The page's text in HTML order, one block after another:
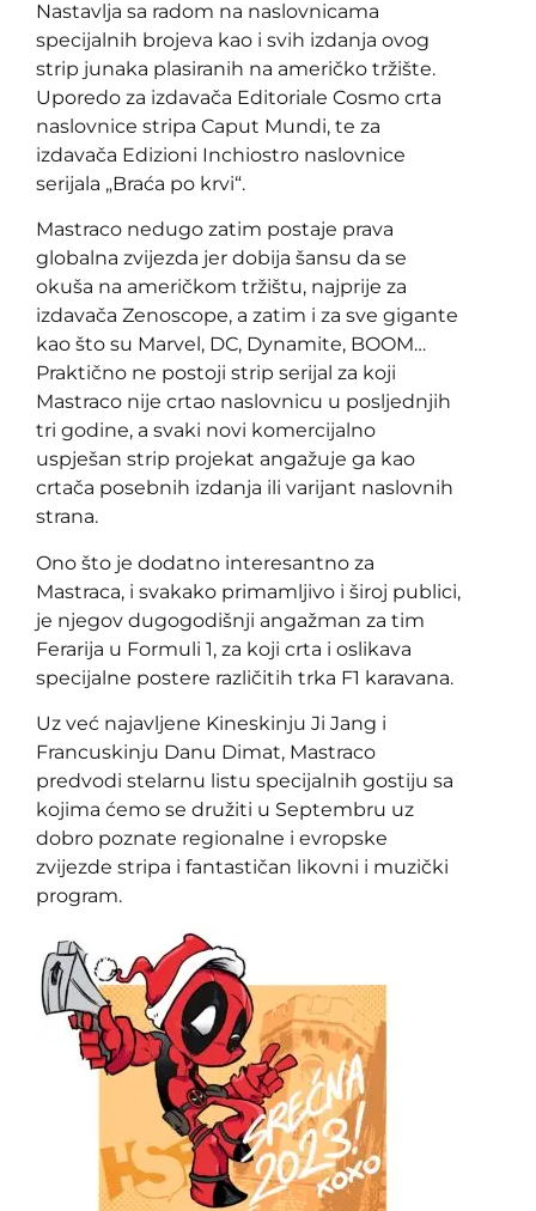
Nastavlja sa radom na naslovnicama
specijalnih brojeva kao i svih izdanja ovog
strip junaka plasiranih na američko tržište.
Uporedo za izdavača Editoriale Cosmo crta
naslovnice stripa Caput Mundi, te za
izdavača Edizioni Inchiostro naslovnice
serijala „Braća po krvi“.
Mastraco nedugo zatim postaje prava
globalna zvijezda jer dobija šansu da se
okuša na američkom tržištu, najprije za
izdavača Zenoscope, a zatim i za sve gigante
kao što su Marvel, DC, Dynamite, BOOM…
Praktično ne postoji strip serijal za koji
Mastraco nije crtao naslovnicu u posljednjih
tri godine, a svaki novi komercijalno
uspješan strip projekat angažuje ga kao
crtača posebnih izdanja ili varijant naslovnih
strana.
Ono što je dodatno interesantno za
Mastraca, i svakako primamljivo i široj publici,
je njegov dugogodišnji angažman za tim
Ferarija u Formuli 1, za koji crta i oslikava
specijalne postere različitih trka F1 karavana.
Uz već najavljene Kineskinju Ji Jang i
Francuskinju Danu Dimat, Mastraco
predvodi stelarnu listu specijalnih gostiju sa
kojima ćemo se družiti u Septembru uz
dobro poznate regionalne i evropske
zvijezde stripa i fantastičan likovni i muzički
program.